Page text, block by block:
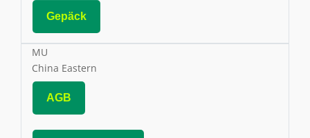
Gepäck
MU
China Eastern
AGB